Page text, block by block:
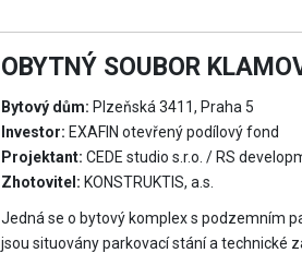
OBYTNÝ SOUBOR
Bytový dům: Plzeňská 3411, Praha 5
Investor: EXAFIN otevřený podílový fond
Projektant: CEDE studio s.r.o. / RS
Zhotovitel: KONSTRUKTIS, a.s.
Jedná se o bytový komplex s podzemním
jsou situovány parkovací stání a technické